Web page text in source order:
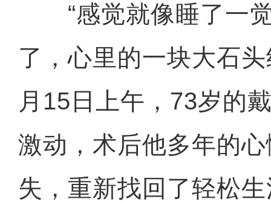
“感觉就像睡了一觉
了，心里的一块大石
月15日上午，73岁的
激动，术后他多年的
失，重新找回了轻松